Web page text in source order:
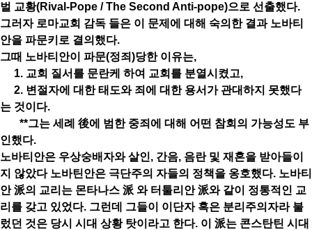
벌 교황(Rival-Pope / The Second Anti-pope)으로 선출했다.
그러자 로마교회 감독 들은 이 문제에 대해 숙의한 결과 노바티
안을 파문키로 결의했다.
그때 노바티안이 파문(정죄)당한 이유는,
1. 교회 질서를 문란케 하여 교회를 분열시켰고,
2. 변절자에 대한 태도와 죄에 대한 용서가 관대하지 못했다
는 것이다.
**그는 세례 後에 범한 중죄에 대해 어떤 참회의 가능성도 부
인했다.
노바티안은 우상숭배자와 살인, 간음, 음란 및 재혼을 받아들이
지 않았다 노바틴안은 극단주의 자들의 정책을 옹호했다. 노바티
안 派의 교리는 몬타나스 派 와 터툴리안 派와 같이 정통적인 교
리를 갖고 있었다. 그런데 그들이 이단자 혹은 분리주의자라 불
렀던 것은 당시 시대 상황 탓이라고 한다. 이 派는 콘스탄틴 시대